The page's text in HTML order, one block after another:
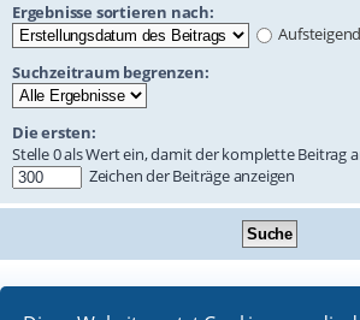
Ergebnisse sortieren nach:
Aufsteigend
Suchzeitraum begrenzen:
Die ersten:
Stelle 0 als Wert ein, damit der komplette Beitrag
Zeichen der Beiträge anzeigen